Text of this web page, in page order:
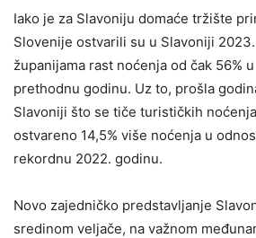
Iako je za Slavoniju domaće tržište
Slovenije ostvarili su u Slavoniji
županijama rast noćenja od čak 56%
prethodnu godinu. Uz to, prošla
Slavoniji što se tiče turističkih
ostvareno 14,5% više noćenja u
rekordnu 2022. godinu.
Novo zajedničko predstavljanje
sredinom veljače, na važnom